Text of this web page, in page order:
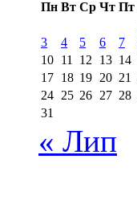
Пн Вт Ср Чт Пт
3
4 5 6 7
10 11 12 13 14
17 18 19 20 21
24 25 26 27 28
31
« Лип